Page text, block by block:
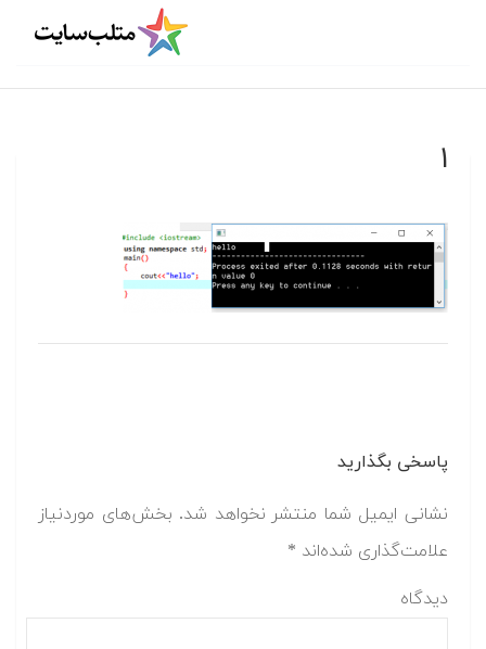
۱
پاسخی بگذارید
نشانی ایمیل شما منتشر نخواهد شد. بخش‌های موردنیاز
علامت‌گذاری شده‌اند *
دیدگاه